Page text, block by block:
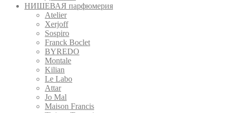
НИШЕВАЯ парфюмерия
Atelier
Xerjoff
Sospiro
Franck Boclet
BYREDO
Montale
Kilian
Le Labo
Attar
Jo Mal
Maison Francis